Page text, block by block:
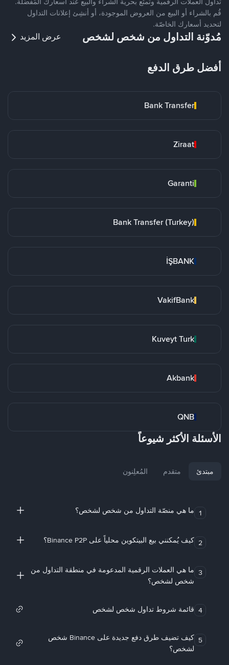
قُم بالشراء أو البيع من العروض الموجودة، أو أنشِئ إعلانات التداول
لتحديد أسعارك الخاصّة.
مُدوّنة التداول من شخص لشخص عرض المزيد
أفضل طرق الدفع
Bank Transfer
Ziraat
Garanti
Bank Transfer (Turkey)
İŞBANK
VakifBank
Kuveyt Turk
Akbank
QNB
الأسئلة الأكثر شيوعاً
مبتدئ متقدم المُعلِنون
1 ما هي منصّة التداول من شخص لشخص؟
2 كيف يُمكنني بيع البيتكوين محلياً على Binance P2P؟
3 ما هي العملات الرقمية المدعومة في منطقة التداول من
شخص لشخص؟
4 قائمة شروط تداول شخص لشخص
5
كيف تضيف طرق دفع جديدة على Binance شخص
لشخص؟